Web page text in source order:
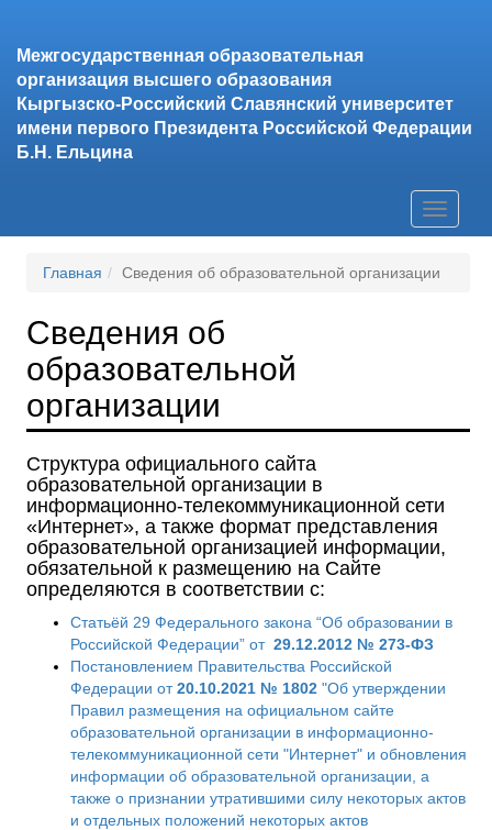
Межгосударственная образовательная
организация высшего образования
Кыргызско-Российский Славянский университет
имени первого Президента Российской Федерации
Б.Н. Ельцина
Главная Сведения об образовательной организации
Сведения об
образовательной
организации
Структура официального сайта
образовательной организации в
информационно-телекоммуникационной сети
«Интернет», а также формат представления
образовательной организацией информации,
обязательной к размещению на Сайте
определяются в соответствии с:
Статьёй 29 Федерального закона “Об образовании в
Российской Федерации” от 29.12.2012 № 273-ФЗ
Постановлением Правительства Российской
Федерации от20.10.2021 № 1802 "Об утверждении
Правил размещения на официальном сайте
образовательной организации в информационно-
телекоммуникационной сети "Интернет" и обновления
информации об образовательной организации, а
также о признании утратившими силу некоторых актов
и отдельных положений некоторых актов